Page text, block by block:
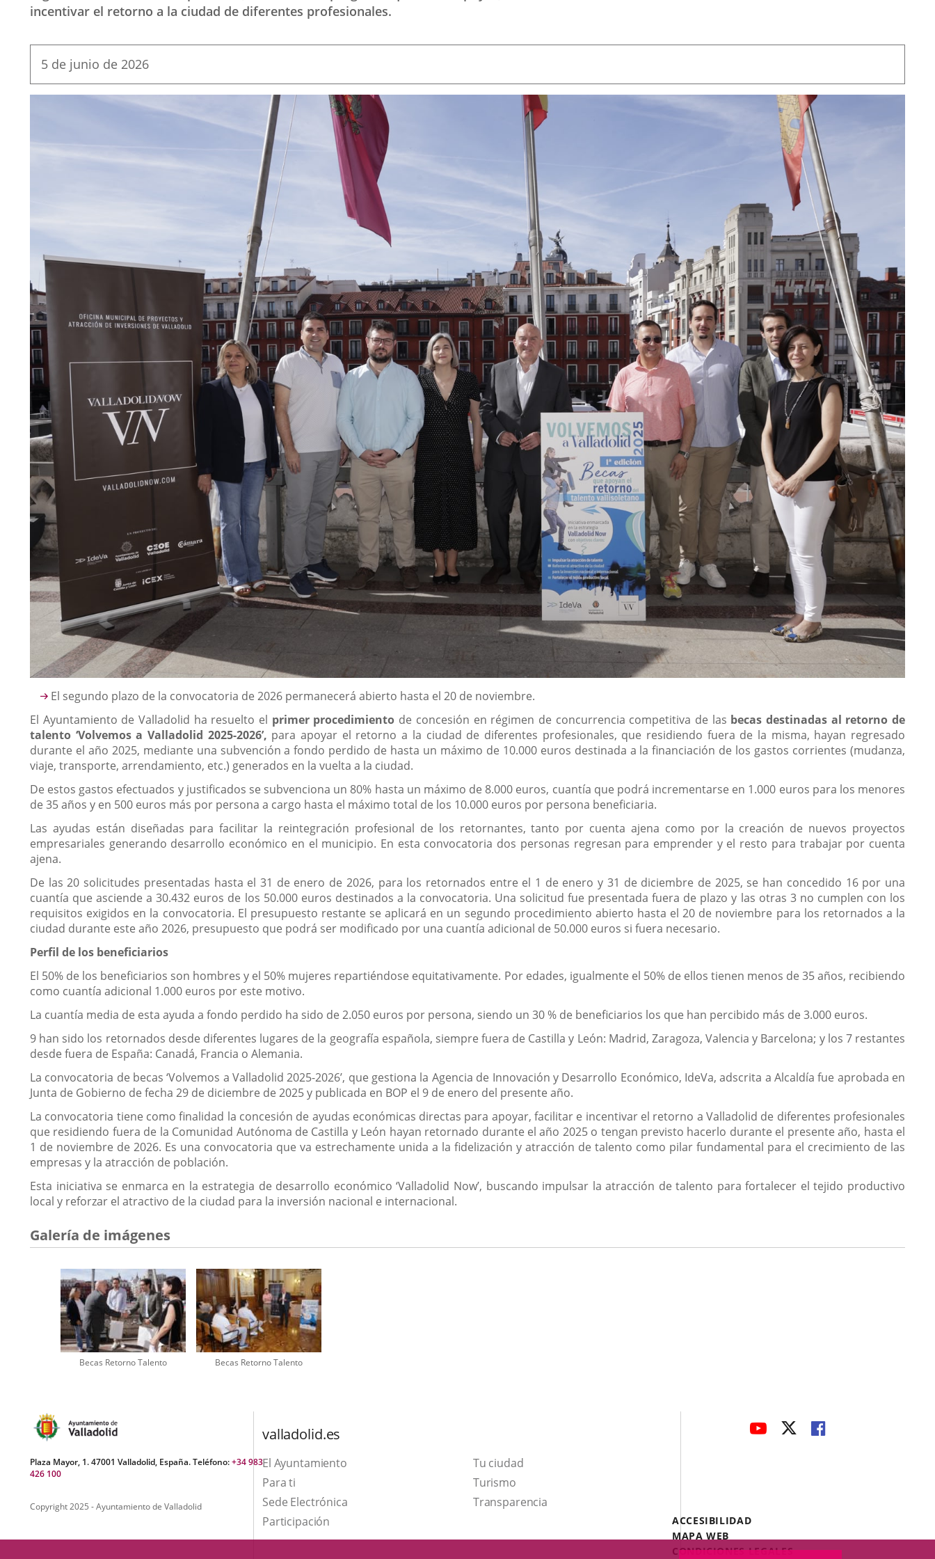
incentivar el retorno a la ciudad de diferentes profesionales.
Fecha
la
5 de junio de 2026
Descripción
El segundo plazo de la convocatoria de 2026 permanecerá abierto hasta el 20 de noviembre.
El Ayuntamiento de Valladolid ha resuelto el primer procedimiento de concesión en régimen de concurrencia competitiva de las becas destinadas al retorno de
talento ‘Volvemos a Valladolid 2025-2026’, para apoyar el retorno a la ciudad de diferentes profesionales, que residiendo fuera de la misma, hayan regresado
durante el año 2025, mediante una subvención a fondo perdido de hasta un máximo de 10.000 euros destinada a la financiación de los gastos corrientes (mudanza,
viaje, transporte, arrendamiento, etc.) generados en la vuelta a la ciudad.
De estos gastos efectuados y justificados se subvenciona un 80% hasta un máximo de 8.000 euros, cuantía que podrá incrementarse en 1.000 euros para los menores
de 35 años y en 500 euros más por persona a cargo hasta el máximo total de los 10.000 euros por persona beneficiaria.
Las ayudas están diseñadas para facilitar la reintegración profesional de los retornantes, tanto por cuenta ajena como por la creación de nuevos proyectos
empresariales generando desarrollo económico en el municipio. En esta convocatoria dos personas regresan para emprender y el resto para trabajar por cuenta
ajena.
De las 20 solicitudes presentadas hasta el 31 de enero de 2026, para los retornados entre el 1 de enero y 31 de diciembre de 2025, se han concedido 16 por una
cuantía que asciende a 30.432 euros de los 50.000 euros destinados a la convocatoria. Una solicitud fue presentada fuera de plazo y las otras 3 no cumplen con los
requisitos exigidos en la convocatoria. El presupuesto restante se aplicará en un segundo procedimiento abierto hasta el 20 de noviembre para los retornados a la
ciudad durante este año 2026, presupuesto que podrá ser modificado por una cuantía adicional de 50.000 euros si fuera necesario.
Perfil de los beneficiarios
El 50% de los beneficiarios son hombres y el 50% mujeres repartiéndose equitativamente. Por edades, igualmente el 50% de ellos tienen menos de 35 años, recibiendo
como cuantía adicional 1.000 euros por este motivo.
La cuantía media de esta ayuda a fondo perdido ha sido de 2.050 euros por persona, siendo un 30 % de beneficiarios los que han percibido más de 3.000 euros.
9 han sido los retornados desde diferentes lugares de la geografía española, siempre fuera de Castilla y León: Madrid, Zaragoza, Valencia y Barcelona; y los 7 restantes
desde fuera de España: Canadá, Francia o Alemania.
La convocatoria de becas ‘Volvemos a Valladolid 2025-2026’, que gestiona la Agencia de Innovación y Desarrollo Económico, IdeVa, adscrita a Alcaldía fue aprobada en
Junta de Gobierno de fecha 29 de diciembre de 2025 y publicada en BOP el 9 de enero del presente año.
La convocatoria tiene como finalidad la concesión de ayudas económicas directas para apoyar, facilitar e incentivar el retorno a Valladolid de diferentes profesionales
que residiendo fuera de la Comunidad Autónoma de Castilla y León hayan retornado durante el año 2025 o tengan previsto hacerlo durante el presente año, hasta el
1 de noviembre de 2026. Es una convocatoria que va estrechamente unida a la fidelización y atracción de talento como pilar fundamental para el crecimiento de las
empresas y la atracción de población.
Esta iniciativa se enmarca en la estrategia de desarrollo económico ‘Valladolid Now’, buscando impulsar la atracción de talento para fortalecer el tejido productivo
local y reforzar el atractivo de la ciudad para la inversión nacional e internacional.
Galería de imágenes
Becas Retorno Talento Becas Retorno Talento
Plaza Mayor, 1. 47001 Valladolid, España. Teléfono:+34 983
426 100
Copyright 2025 - Ayuntamiento de Valladolid
valladolid.es
El Ayuntamiento
Tu ciudad
Para ti
TurismoEste
enlace
abrirá
Sede ElectrónicaEnlace
una
Transparencia
Participación
ENLACEENLACEENLACE
Menú
Legal
Footer
ACCESIBILIDAD
MAPA WEB
CONDICIONES LEGALES